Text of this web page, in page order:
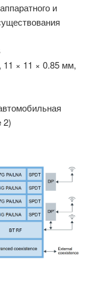
и
11 × 11 × 0.85 мм,
2)